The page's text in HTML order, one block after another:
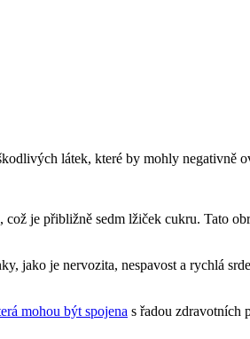
látek, které by mohly negativně
je přibližně sedm lžiček cukru. Tato
jako je nervozita, nespavost a rychlá
mohou být spojena s řadou zdravotních